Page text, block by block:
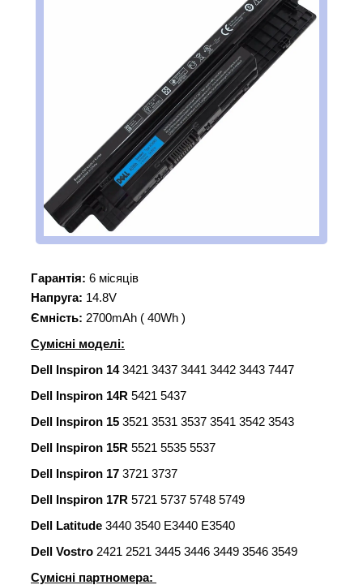
Гарантія: 6 місяців
Напруга: 14.8V
Ємність: 2700mAh ( 40Wh )
Сумісні моделі:
Dell Inspiron 143421 3437 3441 3442 3443 7447
Dell Inspiron 14R 5421 5437
Dell Inspiron 15 3521 3531 3537 3541 3542 3543
Dell Inspiron 15R 5521 5535 5537
Dell Inspiron 17 3721 3737
Dell Inspiron 17R 5721 5737 5748 5749
Dell Latitude 3440 3540 E3440 E3540
Dell Vostro 2421 2521 3445 3446 3449 3546 3549
Сумісні партномера: